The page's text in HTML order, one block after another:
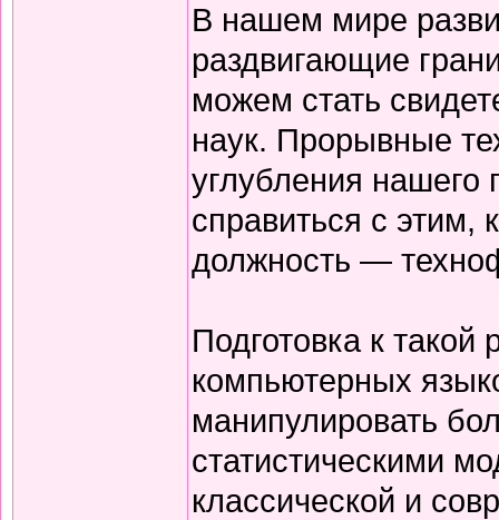
В нашем мире
раздвигающие
можем стать
наук. Прорывные
углубления
справиться с этим,
должность —
Подготовка к такой
компьютерных
манипулировать
статистическими
классической и